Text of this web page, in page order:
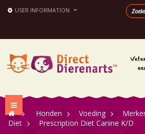
USER INFORMATION
Toggle
navigation
> Honden > Voeding >
Diet > Prescription Diet Canine K/D